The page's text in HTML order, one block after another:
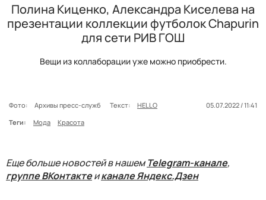
Полина Киценко, Александра Киселева на
презентации коллекции футболок Chapurin
для сети РИВ ГОШ
Вещи из коллаборации уже можно приобрести.
Фото: Архивы пресс-служб Текст: HELLO
05.07.2022 / 11:41
Теги:
Мода Красота
Еще больше новостей в нашемTelegram-канале,
группе ВКонтактеиканале Яндекс.Дзен